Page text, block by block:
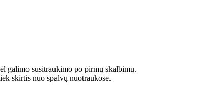
galimo susitraukimo po pirmų skalbimų.
skirtis nuo spalvų nuotraukose.